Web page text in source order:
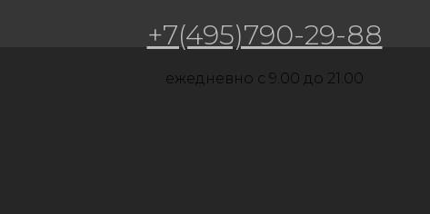
+7(495)790-29-88
ежедневно c 9.00 до 21.00